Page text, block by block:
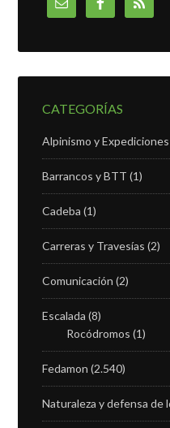
CATEGORÍAS
Alpinismo y Expediciones
Barrancos y BTT (1)
Cadeba (1)
Carreras y Travesías (2)
Comunicación (2)
Escalada (8)
Rocódromos (1)
Fedamon (2.540)
Naturaleza y defensa de